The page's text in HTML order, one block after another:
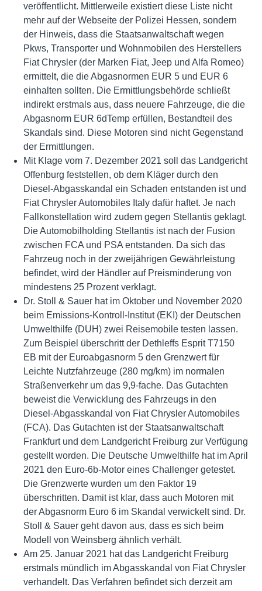
veröffentlicht. Mittlerweile existiert diese Liste nicht
mehr auf der Webseite der Polizei Hessen, sondern
der Hinweis, dass die Staatsanwaltschaft wegen
Pkws, Transporter und Wohnmobilen des Herstellers
Fiat Chrysler (der Marken Fiat, Jeep und Alfa Romeo)
ermittelt, die die Abgasnormen EUR 5 und EUR 6
einhalten sollten. Die Ermittlungsbehörde schließt
indirekt erstmals aus, dass neuere Fahrzeuge, die die
Abgasnorm EUR 6dTemp erfüllen, Bestandteil des
Skandals sind. Diese Motoren sind nicht Gegenstand
der Ermittlungen.
Mit Klage vom 7. Dezember 2021 soll das Landgericht
Offenburg feststellen, ob dem Kläger durch den
Diesel-Abgasskandal ein Schaden entstanden ist und
Fiat Chrysler Automobiles Italy dafür haftet. Je nach
Fallkonstellation wird zudem gegen Stellantis geklagt.
Die Automobilholding Stellantis ist nach der Fusion
zwischen FCA und PSA entstanden. Da sich das
Fahrzeug noch in der zweijährigen Gewährleistung
befindet, wird der Händler auf Preisminderung von
mindestens 25 Prozent verklagt.
Dr. Stoll & Sauer hat im Oktober und November 2020
beim Emissions-Kontroll-Institut (EKI) der Deutschen
Umwelthilfe (DUH) zwei Reisemobile testen lassen.
Zum Beispiel überschritt der Dethleffs Esprit T7150
EB mit der Euroabgasnorm 5 den Grenzwert für
Leichte Nutzfahrzeuge (280 mg/km) im normalen
Straßenverkehr um das 9,9-fache. Das Gutachten
beweist die Verwicklung des Fahrzeugs in den
Diesel-Abgasskandal von Fiat Chrysler Automobiles
(FCA). Das Gutachten ist der Staatsanwaltschaft
Frankfurt und dem Landgericht Freiburg zur Verfügung
gestellt worden. Die Deutsche Umwelthilfe hat im April
2021 den Euro-6b-Motor eines Challenger getestet.
Die Grenzwerte wurden um den Faktor 19
überschritten. Damit ist klar, dass auch Motoren mit
der Abgasnorm Euro 6 im Skandal verwickelt sind. Dr.
Stoll & Sauer geht davon aus, dass es sich beim
Modell von Weinsberg ähnlich verhält.
Am 25. Januar 2021 hat das Landgericht Freiburg
erstmals mündlich im Abgasskandal von Fiat Chrysler
verhandelt. Das Verfahren befindet sich derzeit am